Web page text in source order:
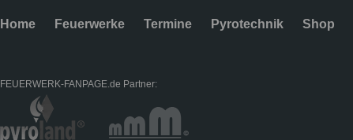
Home Feuerwerke Termine Pyrotechnik Shop
FEUERWERK-FANPAGE.de Partner: